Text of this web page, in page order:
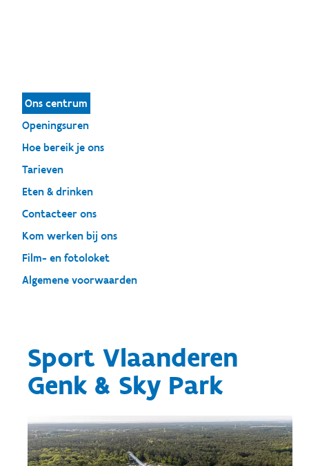
Ons centrum
Openingsuren
Hoe bereik je ons
Tarieven
Eten & drinken
Contacteer ons
Kom werken bij ons
Film- en fotoloket
Algemene voorwaarden
Sport Vlaanderen
Genk & Sky Park